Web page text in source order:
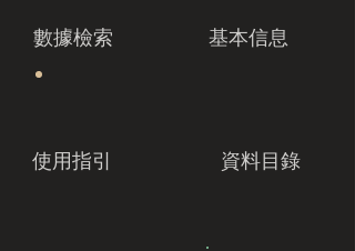
數據檢索 基本信息
使用指引 資料目錄